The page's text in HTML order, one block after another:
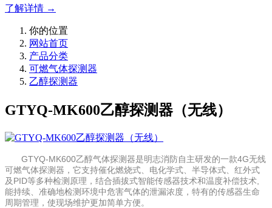
了解详情 →
你的位置
网站首页
产品分类
可燃气体探测器
乙醇探测器
GTYQ-MK600乙醇探测器（无线）
GTYQ-MK600乙醇气体探测器是明志消防自主研发的一款4G无线
可燃气体探测器，它支持催化燃烧式、电化学式、半导体式、红外式
及PID等多种检测原理，结合插拔式智能传感器技术和温度补偿技术,
能持续、准确地检测环境中危害气体的泄漏浓度，特有的传感器生命
周期管理，使现场维护更加简单方便。